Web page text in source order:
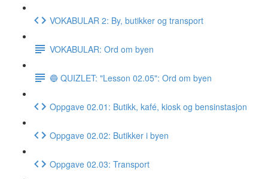
VOKABULAR 2: By, butikker og transport
VOKABULAR: Ord om byen
🔵 QUIZLET: "Lesson 02.05": Ord om byen
Oppgave 02.01: Butikk, kafé, kiosk og bensinstasjon
Oppgave 02.02: Butikker i byen
Oppgave 02.03: Transport